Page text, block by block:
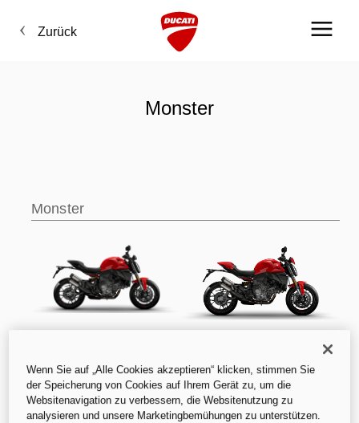
Zurück
Monster
Monster
Wenn Sie auf „Alle Cookies akzeptieren“ klicken, stimmen Sie
der Speicherung von Cookies auf Ihrem Gerät zu, um die
Websitenavigation zu verbessern, die Websitenutzung zu
analysieren und unsere Marketingbemühungen zu unterstützen.